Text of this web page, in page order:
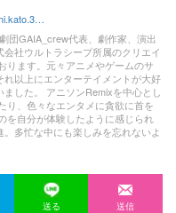
https://www.facebook.com/takeshi.kato.3557
団GAIA_crew代表、劇作家、演出
社ウルトラシープ所属のクリエイ
ります。元々アニメやゲームのサ
以上にエンターテイメントが大好
した。 アニソンRemixを中心とし
り、色々なエンタメに貪欲に首を
を自分が体験したように感じられ
多忙な中にも楽しみを忘れないよ
送る 送信